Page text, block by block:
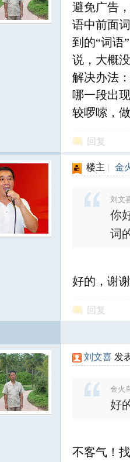
避免广告
语中前面
到的“词语
说，大概
解决办法
哪一段出
较啰嗦，
回复
楼主 | 金
刘文
你
词
好的，谢
回复
刘文喜 发
金火
好
不客气！